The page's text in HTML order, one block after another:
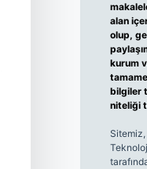
alan
olup,
kurum
bilgiler
niteliği
Sitemiz,